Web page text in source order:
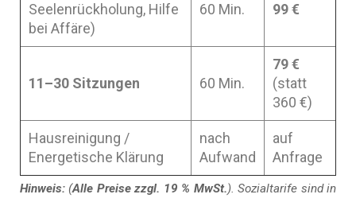
Seelenrückholung, Hilfe
bei Affäre)
60 Min. 99 €
11–30 Sitzungen 60 Min.
79 €
(statt
360 €)
Hausreinigung /
Energetische Klärung
nach
Aufwand
auf
Anfrage
Hinweis: (Alle Preise zzgl. 19 % MwSt.). Sozialtarife sind in